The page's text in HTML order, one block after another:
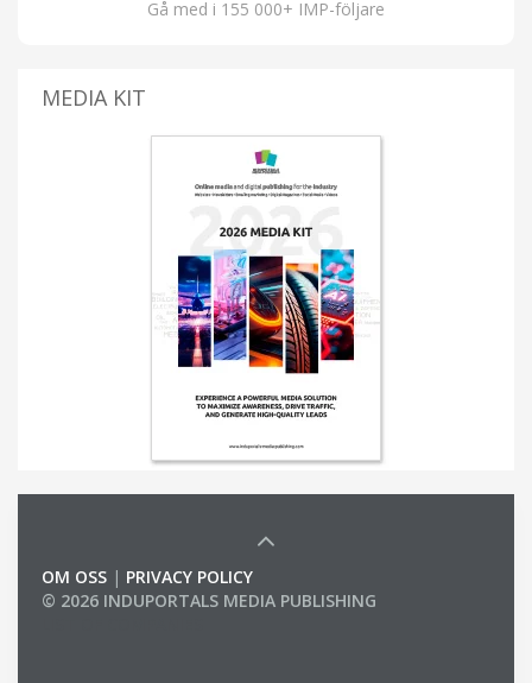
Gå med i 155 000+ IMP-följare
MEDIA KIT
OM OSS | PRIVACY POLICY
© 2026 INDUPORTALS MEDIA PUBLISHING